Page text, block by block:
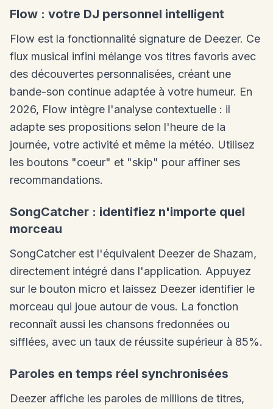
Flow : votre DJ personnel intelligent
Flow est la fonctionnalité signature de Deezer. Ce
flux musical infini mélange vos titres favoris avec
des découvertes personnalisées, créant une
bande-son continue adaptée à votre humeur. En
2026, Flow intègre l'analyse contextuelle : il
adapte ses propositions selon l'heure de la
journée, votre activité et même la météo. Utilisez
les boutons "coeur" et "skip" pour affiner ses
recommandations.
SongCatcher : identifiez n'importe quel
morceau
SongCatcher est l'équivalent Deezer de Shazam,
directement intégré dans l'application. Appuyez
sur le bouton micro et laissez Deezer identifier le
morceau qui joue autour de vous. La fonction
reconnaît aussi les chansons fredonnées ou
sifflées, avec un taux de réussite supérieur à 85%.
Paroles en temps réel synchronisées
Deezer affiche les paroles de millions de titres,